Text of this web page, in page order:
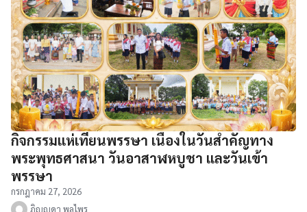
กิจกรรมแห่เทียนพรรษา เนื่องในวันสำคัญทาง
พระพุทธศาสนา วันอาสาฬหบูชา และวันเข้า
พรรษา
กรกฎาคม 27, 2026
ภิญญดา พลไพร